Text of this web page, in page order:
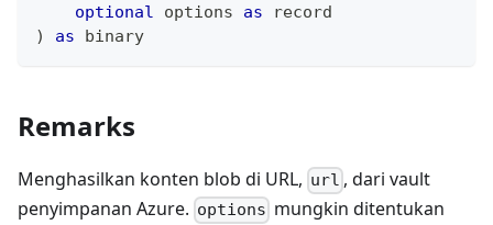
optional options as
record
)
as binary
Remarks
Menghasilkan konten blob di URL, url , dari vault
penyimpanan Azure. options mungkin ditentukan